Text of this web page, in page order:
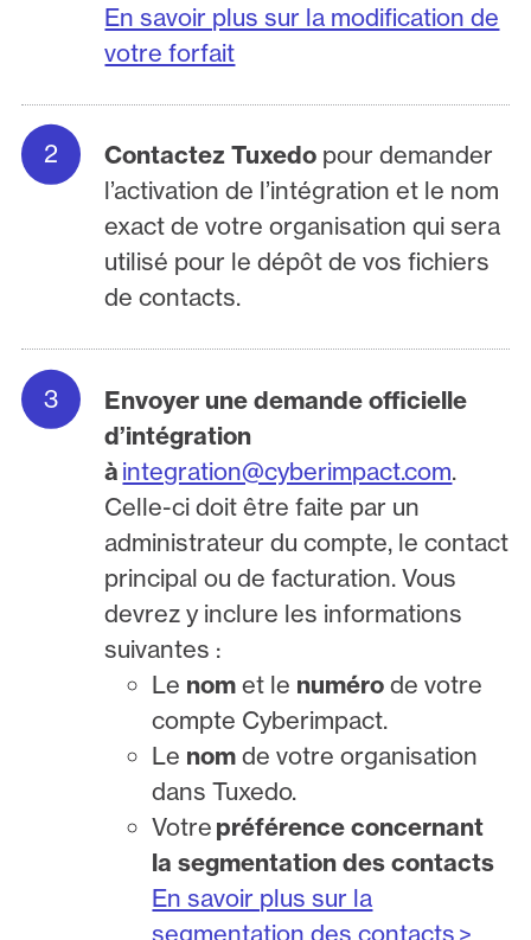
En savoir plus sur la modification de
votre forfait
Contactez Tuxedo pour demander
l’activation de l’intégration et le nom
exact de votre organisation qui sera
utilisé pour le dépôt de vos fichiers
de contacts.
Envoyer une demande officielle
d’intégration
à integration@cyberimpact.com.
Celle-ci doit être faite par un
administrateur du compte, le contact
principal ou de facturation. Vous
devrez y inclure les informations
suivantes :
Le nomet le numérode votre
compte Cyberimpact.
Le nomde votre organisation
dans Tuxedo.
Votre préférence concernant
la segmentation des contacts
En savoir plus sur la
segmentation des contacts >